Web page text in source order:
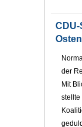
der
Mit
stellte